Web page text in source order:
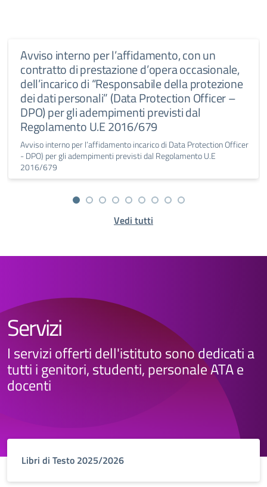
Avviso interno per l’affidamento, con un
contratto di prestazione d’opera occasionale,
dell’incarico di “Responsabile della protezione
dei dati personali” (Data Protection Officer –
DPO) per gli adempimenti previsti dal
Regolamento U.E 2016/679
Avviso interno per l’affidamento incarico di Data Protection Officer
- DPO) per gli adempimenti previsti dal Regolamento U.E
2016/679
Vedi tutti
Servizi
I servizi offerti dell'istituto sono dedicati a
tutti i genitori, studenti, personale ATA e
docenti
Libri di Testo 2025/2026